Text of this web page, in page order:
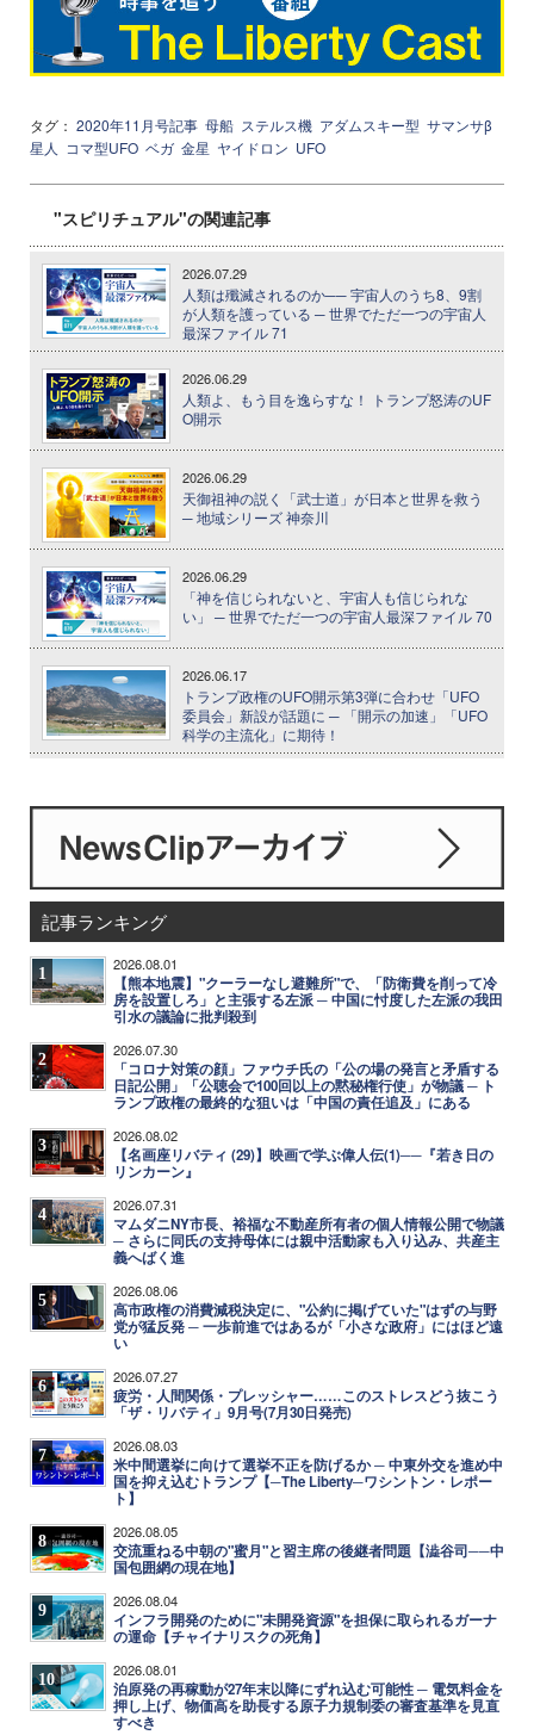
タグ： 2020年11月号記事 母船 ステルス機 アダムスキー型 サマンサβ
星人 コマ型UFO ベガ 金星 ヤイドロン UFO
"スピリチュアル"の関連記事
2026.07.29
人類は殲滅されるのか── 宇宙人のうち8、9割
が人類を護っている ─ 世界でただ一つの宇宙人
最深ファイル 71
2026.06.29
人類よ、もう目を逸らすな！ トランプ怒涛のUF
O開示
2026.06.29
天御祖神の説く「武士道」が日本と世界を救う
─ 地域シリーズ 神奈川
2026.06.29
「神を信じられないと、宇宙人も信じられな
い」 ─ 世界でただ一つの宇宙人最深ファイル 70
2026.06.17
トランプ政権のUFO開示第3弾に合わせ「UFO
委員会」新設が話題に ─ 「開示の加速」「UFO
科学の主流化」に期待！
記事ランキング
1 2026.08.01
【熊本地震】"クーラーなし避難所"で、「防衛費を削って冷
房を設置しろ」と主張する左派 ─ 中国に忖度した左派の我田
引水の議論に批判殺到
2 2026.07.30
「コロナ対策の顔」ファウチ氏の「公の場の発言と矛盾する
日記公開」「公聴会で100回以上の黙秘権行使」が物議 ─ ト
ランプ政権の最終的な狙いは「中国の責任追及」にある
3 2026.08.02
【名画座リバティ (29)】映画で学ぶ偉人伝(1)──『若き日の
リンカーン』
4 2026.07.31
マムダニNY市長、裕福な不動産所有者の個人情報公開で物議
─ さらに同氏の支持母体には親中活動家も入り込み、共産主
義へばく進
5 2026.08.06
高市政権の消費減税決定に、"公約に掲げていた"はずの与野
党が猛反発 ─ 一歩前進ではあるが「小さな政府」にはほど遠
い
6 2026.07.27
疲労・人間関係・プレッシャー……このストレスどう抜こう
「ザ・リバティ」9月号(7月30日発売)
7 2026.08.03
米中間選挙に向けて選挙不正を防げるか ─ 中東外交を進め中
国を抑え込むトランプ【─The Liberty─ワシントン・レポー
ト】
8 2026.08.05
交流重ねる中朝の"蜜月"と習主席の後継者問題【澁谷司──中
国包囲網の現在地】
9 2026.08.04
インフラ開発のために"未開発資源"を担保に取られるガーナ
の運命【チャイナリスクの死角】
10 2026.08.01
泊原発の再稼動が27年末以降にずれ込む可能性 ─ 電気料金を
押し上げ、物価高を助長する原子力規制委の審査基準を見直
すべき